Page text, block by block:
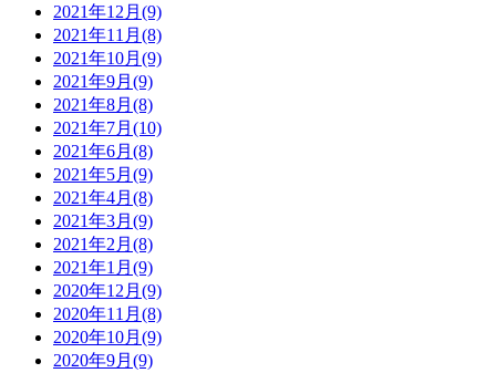
2021年12月(9)
2021年11月(8)
2021年10月(9)
2021年9月(9)
2021年8月(8)
2021年7月(10)
2021年6月(8)
2021年5月(9)
2021年4月(8)
2021年3月(9)
2021年2月(8)
2021年1月(9)
2020年12月(9)
2020年11月(8)
2020年10月(9)
2020年9月(9)